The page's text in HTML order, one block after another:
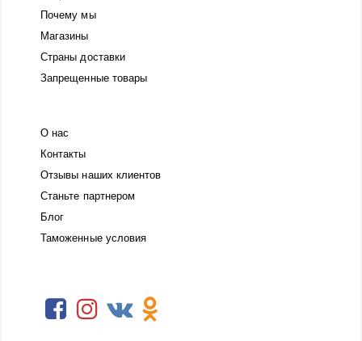
Почему мы
Магазины
Страны доставки
Запрещенные товары
О нас
Контакты
Отзывы наших клиентов
Станьте партнером
Блог
Таможенные условия